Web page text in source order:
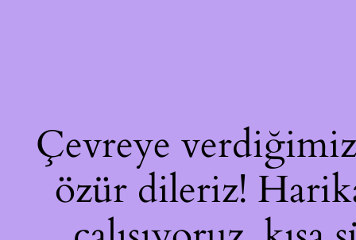
Çevreye verdiğimiz
özür dileriz!